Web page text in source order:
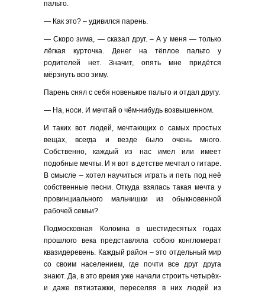
пальто.
— Как это? – удивился парень.
— Скоро зима, — сказал друг. – А у меня — только
лёгкая курточка. Денег на тёплое пальто у
родителей нет. Значит, опять мне придётся
мёрзнуть всю зиму.
Парень снял с себя новенькое пальто и отдал другу.
— На, носи. И мечтай о чём-нибудь возвышенном.
И таких вот людей, мечтающих о самых простых
вещах, всегда и везде было очень много.
Собственно, каждый из нас имел или имеет
подобные мечты. И я вот в детстве мечтал о гитаре.
В смысле – хотел научиться играть и петь под неё
собственные песни. Откуда взялась такая мечта у
провинциального мальчишки из обыкновенной
рабочей семьи?
Подмосковная Коломна в шестидесятых годах
прошлого века представляла собою конгломерат
квазидеревень. Каждый район – это отдельный мир
со своим населением, где почти все друг друга
знают. Да, в это время уже начали строить четырёх-
и даже пятиэтажки, переселяя в них людей из